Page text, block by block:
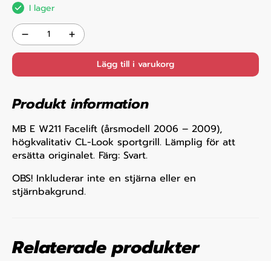
I lager
Lägg till i varukorg
Produkt information
MB E W211 Facelift (årsmodell 2006 – 2009),
högkvalitativ CL-Look sportgrill. Lämplig för att
ersätta originalet. Färg: Svart.
OBS! Inkluderar inte en stjärna eller en
stjärnbakgrund.
Relaterade produkter